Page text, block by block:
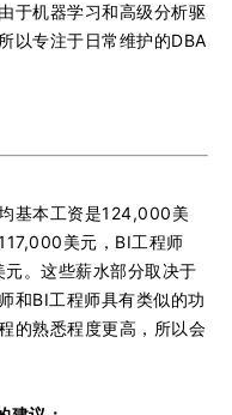
于机器学习和高级分析驱
以专注于日常维护的DBA
基本工资是124,000美
美元，BI工程师
。这些薪水部分取决于
和BI工程师具有类似的功
的熟悉程度更高，所以会